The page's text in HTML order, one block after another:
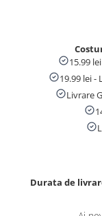
15.99
19.99 lei
Livrare
Durata de